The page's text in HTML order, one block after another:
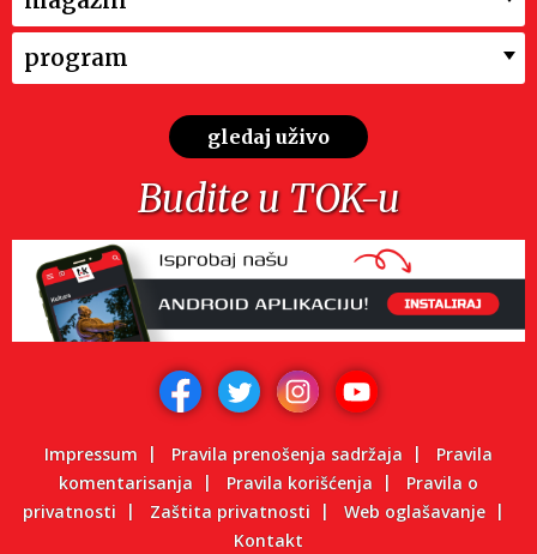
program
gledaj uživo
Budite u TOK-u
Impressum Pravila prenošenja sadržaja
Pravila
komentarisanja
Pravila korišćenja
Pravila o
privatnosti
Zaštita privatnosti
Web oglašavanje
Kontakt